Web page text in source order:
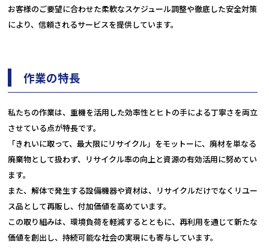
お客様のご要望に合わせた柔軟なスケジュール調整や徹底した安全対策
により、信頼されるサービスを提供しています。
作業の特長
私たちの作業は、重機を活用した効率性とヒトの手による丁寧さを両立
させている点が特長です。
「きれいに取って、最大限にリサイクル」をモットーに、廃材を単なる
廃棄物として扱わず、リサイクル率の向上と資源の有効活用に努めてい
ます。
また、解体で発生する設備機器や資材は、リサイクルだけでなくリユー
ス品として再販し、付加価値を高めています。
この取り組みは、環境負荷を軽減するとともに、再利用を通じて新たな
価値を創出し、持続可能な社会の実現にも寄与しています。